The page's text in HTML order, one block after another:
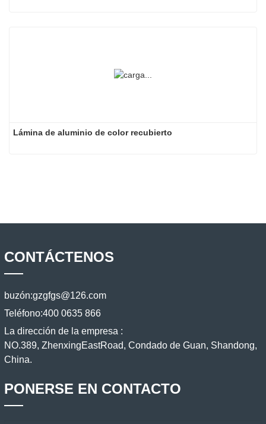
Lámina de aluminio de color recubierto
CONTÁCTENOS
buzón:gzgfgs@126.com
Teléfono:400 0635 866
La dirección de la empresa :
NO.389, ZhenxingEastRoad, Condado de Guan, Shandong,
China.
PONERSE EN CONTACTO